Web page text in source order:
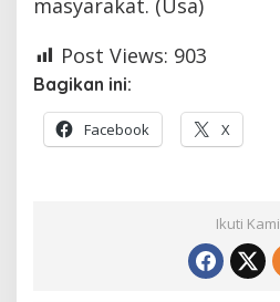
Post Views: 903
Bagikan ini:
Facebook X
Ikuti Kami